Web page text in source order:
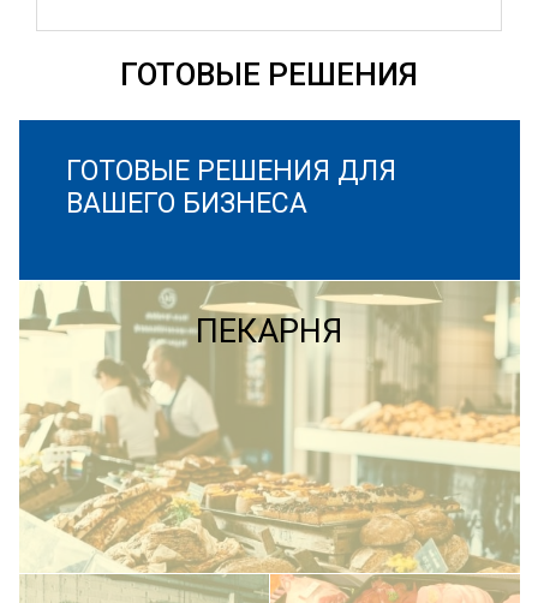
ГОТОВЫЕ РЕШЕНИЯ
ГОТОВЫЕ РЕШЕНИЯ ДЛЯ
ВАШЕГО БИЗНЕСА
ПЕКАРНЯ